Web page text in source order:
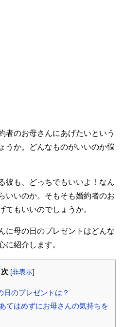
者のお母さんにあげたいという
うか。どんなものがいいのか悩
彼も、どっちでもいいよ！なん
いいのか。そもそも婚約者のお
てもいいのでしょうか。
に母の日のプレゼントはどんな
に紹介します。
次 [非表示]
日のプレゼントは？
てはめずにお母さんの気持ちを